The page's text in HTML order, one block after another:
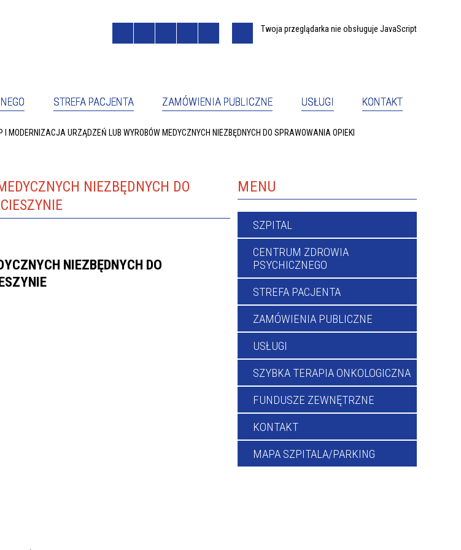
Twoja przeglądarka nie obsługuje JavaScript
KOMISJA DS. ETYKI
PORADNIA ZDROWIA PSYCHICZNEGO
PRAWA PACJENTA
STREFA PACJENTA ZAMÓWIENIA PUBLICZNE USŁUGI
FORMULARZ REJESTRACYJNY -
RODZIMY W CIESZYNIE
KONTAKT
PRAW
INSPEKTOR OCHRONY DANYCH
FORMULARZ KONTAKTOWY
I MODERNIZACJA URZĄDZEŃ LUB WYROBÓW MEDYCZNYCH NIEZBĘDNYCH DO SPRAWOWANIA OPIEKI
NIEZBĘDNYCH DO
NIEZBĘDNYCH DO
MENU
SZPITAL
CENTRUM ZDROWIA
PSYCHICZNEGO
STREFA PACJENTA
ZAMÓWIENIA PUBLICZNE
USŁUGI
SZYBKA TERAPIA ONKOLOGICZNA
FUNDUSZE ZEWNĘTRZNE
KONTAKT
MAPA SZPITALA/PARKING